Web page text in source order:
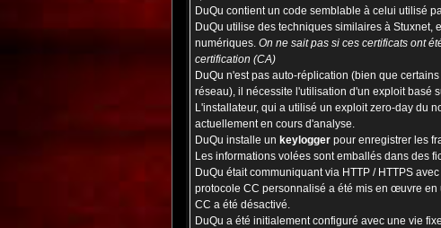
DuQu contient un code semblable à celui utilisé
DuQu utilise des techniques similaires à
numériques. On ne sait pas si ces certificats ont
certification (CA)
DuQu n'est pas auto-réplication (bien que
réseau), il nécessite l'utilisation d'un exploit basé
L'installateur, qui a utilisé un exploit zero-day du
actuellement en cours d'analyse.
DuQu installe un keylogger pour enregistrer les
Les informations volées sont emballés dans des
DuQu était communiquant via HTTP / HTTPS
protocole CC personnalisé a été mis en œuvre
CC a été désactivé.
DuQu a été initialement configuré avec une vie